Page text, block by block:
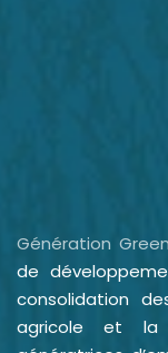
Génération
de
consolidation
agricole et la